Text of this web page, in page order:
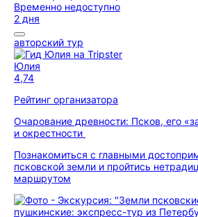
Временно недоступно
2 дня
авторский тур
Юлия
4,74
Рейтинг организатора
Очарование древности: Псков, его
и окрестности
Познакомиться с главными
псковской земли и пройтись
маршрутом